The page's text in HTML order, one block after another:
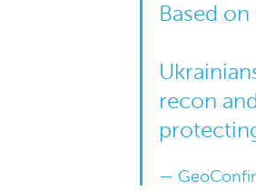
Based
recon
—